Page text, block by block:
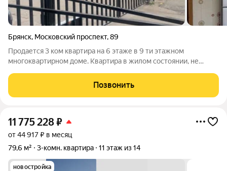
Брянск, Московский проспект,89
Продается 3 ком квартира на 6 этаже в 9 ти этажном
многоквартирном доме. Квартира в жилом состоянии, не
Благоустроенный двор с огороженной территорией, детской
площадкой. Месторасположение
Позвонить
11 775 228₽
от 44 917 ₽ в месяц
79,6 м²
3-комн. квартира 11 этаж из 14
новостройка